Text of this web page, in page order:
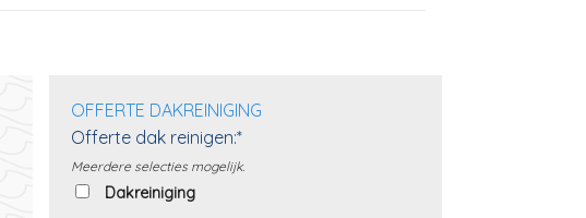
OFFERTE DAKREINIGING
Offerte dak reinigen:*
Meerdere selecties mogelijk.
Dakreiniging